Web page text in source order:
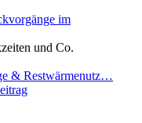
im
und Co.
& Restwärmenutz…